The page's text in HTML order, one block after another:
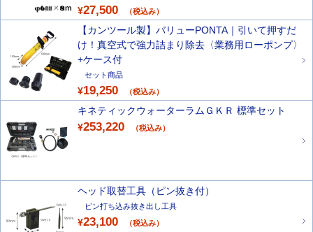
¥27,500 （税込み）
【カンツール製】バリューPONTA｜引いて押すだ
け！真空式で強力詰まり除去〈業務用ローポンプ〉
+ケース付
セット商品
¥19,250 （税込み）
キネティックウォーターラムＧＫＲ 標準セット
¥253,220 （税込み）
ヘッド取替工具（ピン抜き付）
ピン打ち込み抜き出し工具
¥23,100 （税込み）